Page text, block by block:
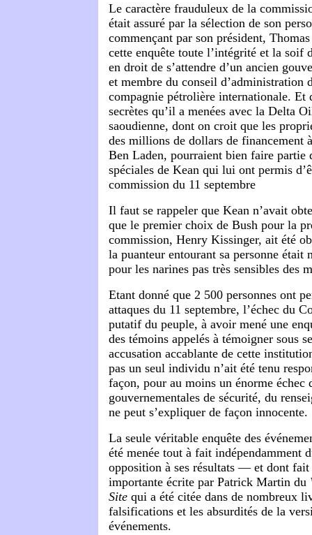
Le caractère frauduleux de la
était assuré par la sélection de son
commençant par son président,
cette enquête toute l’intégrité et la soif
en droit de s’attendre d’un ancien
et membre du conseil d’administration
compagnie pétrolière internationale. Et
secrètes qu’il a menées avec la Delta
saoudienne, dont on croit que les
des millions de dollars de financement
Ben Laden, pourraient bien faire partie
spéciales de Kean qui lui ont permis
commission du 11 septembre
Il faut se rappeler que Kean n’avait
que le premier choix de Bush pour la
commission, Henry Kissinger, ait été
la puanteur entourant sa personne était
pour les narines pas très sensibles des
Etant donné que 2 500 personnes ont
attaques du 11 septembre, l’échec du
putatif du peuple, à avoir mené une
des témoins appelés à témoigner sous
accusation accablante de cette
pas un seul individu n’ait été tenu
façon, pour au moins un énorme échec
gouvernementales de sécurité, du
ne peut s’expliquer de façon innocente.
La seule véritable enquête des
été menée tout à fait indépendamment
opposition à ses résultats — et dont fait
importante écrite par Patrick Martin du
Site qui a été citée dans de nombreux
falsifications et les absurdités de la
événements.